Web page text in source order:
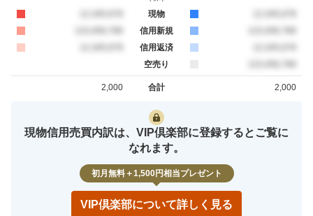
現物
信用新規
信用返済
空売り
合計
2,000 2,000
現物信用売買内訳は、VIP倶楽部に登録するとご覧に
なれます。
初月無料＋1,500円相当プレゼント
VIP倶楽部について詳しく見る